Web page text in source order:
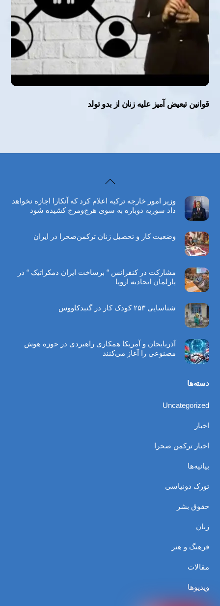
قوانین تبعیض آمیز علیه زنان از بدو تولد
Back
Top
وزیر امور خارجه ترکیه اعلام کرد که آنکارا اجازه نخواهد
داد سوریه دوباره به سوی هرج‌ومرج کشیده شود
وضعیت کار و تحصیل زنان ترکمن‌صحرا در ایران
مشارکت در کنفرانس “ برساخت ایران دمکراتیک “ در
پارلمان اتحادیه اروپا
شناسایی ۲۵۳ کودک کار در گنبدکاووس
آذربایجان و آمریکا همکاری راهبردی در حوزه هوش
مصنوعی را آغاز می‌کنند
دسته‌ها
Uncategorized
اخبار
اخبار ترکمن صحرا
بیانیه‌ها
تورک دونیاسی
حقوق بشر
زنان
فرهنگ و هنر
مقالات
ویدیوها